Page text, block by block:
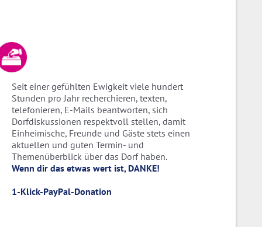
Seit einer gefühlten Ewigkeit viele hundert
Stunden pro Jahr recherchieren, texten,
telefonieren, E-Mails beantworten, sich
Dorfdiskussionen respektvoll stellen, damit
Einheimische, Freunde und Gäste stets einen
aktuellen und guten Termin- und
Themenüberblick über das Dorf haben.
Wenn dir das etwas wert ist, DANKE!
1-Klick-PayPal-Donation